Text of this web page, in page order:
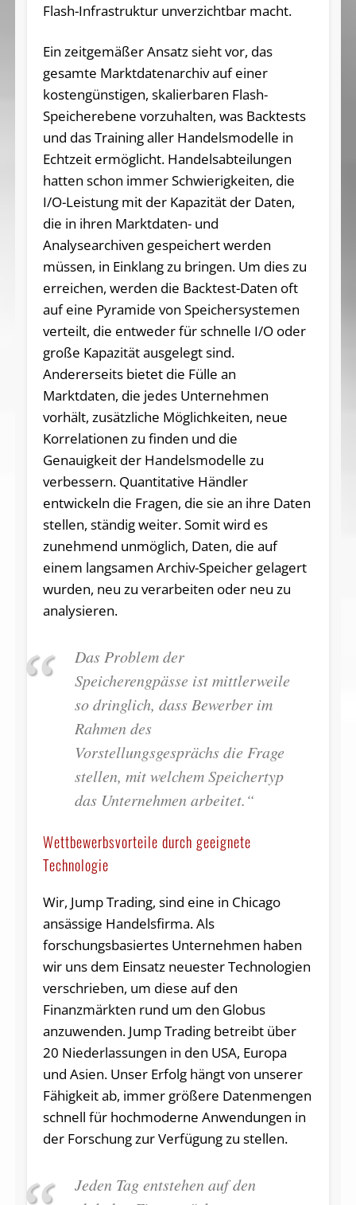
Flash-Infrastruktur unverzichtbar macht.
Ein zeitgemäßer Ansatz sieht vor, das
gesamte Marktdatenarchiv auf einer
kostengünstigen, skalierbaren Flash-
Speicherebene vorzuhalten, was Backtests
und das Training aller Handelsmodelle in
Echtzeit ermöglicht. Handelsabteilungen
hatten schon immer Schwierigkeiten, die
I/O-Leistung mit der Kapazität der Daten,
die in ihren Marktdaten- und
Analysearchiven gespeichert werden
müssen, in Einklang zu bringen. Um dies zu
erreichen, werden die Backtest-Daten oft
auf eine Pyramide von Speichersystemen
verteilt, die entweder für schnelle I/O oder
große Kapazität ausgelegt sind.
Andererseits bietet die Fülle an
Marktdaten, die jedes Unternehmen
vorhält, zusätzliche Möglichkeiten, neue
Korrelationen zu finden und die
Genauigkeit der Handelsmodelle zu
verbessern. Quantitative Händler
entwickeln die Fragen, die sie an ihre Daten
stellen, ständig weiter. Somit wird es
zunehmend unmöglich, Daten, die auf
einem langsamen Archiv-Speicher gelagert
wurden, neu zu verarbeiten oder neu zu
analysieren.
Das Problem der
Speicherengpässe ist mittlerweile
so dringlich, dass Bewerber im
Rahmen des
Vorstellungsgesprächs die Frage
stellen, mit welchem Speichertyp
das Unternehmen arbeitet.“
Wettbewerbsvorteile durch geeignete
Technologie
Wir, Jump Trading, sind eine in Chicago
ansässige Handelsfirma. Als
forschungsbasiertes Unternehmen haben
wir uns dem Einsatz neuester Technologien
verschrieben, um diese auf den
Finanzmärkten rund um den Globus
anzuwenden. Jump Trading betreibt über
20 Niederlassungen in den USA, Europa
und Asien. Unser Erfolg hängt von unserer
Fähigkeit ab, immer größere Datenmengen
schnell für hochmoderne Anwendungen in
der Forschung zur Verfügung zu stellen.
Jeden Tag entstehen auf den